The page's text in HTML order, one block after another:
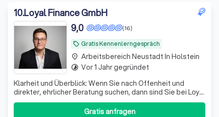
10.Loyal Finance GmbH
local_offer Gratis Kennenlerngespräch
(16)
9,0
Klarheit und Überblick: Wenn Sie nach Offenheit und
direkter, ehrlicher Beratung suchen, dann sind Sie bei Loyal
Finance richtig.
Gratis anfragen
place Arbeitsbereich Neustadt In Holstein
timelapse Vor 1 Jahr gegründet